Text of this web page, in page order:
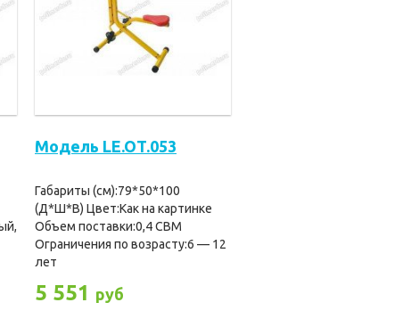
Модель LE.OT.053
Габариты (см):79*50*100
(Д*Ш*В) Цвет:Как на картинке
Объем поставки:0,4 CBM
Ограничения по возрасту:6 — 12
лет
5 551 руб